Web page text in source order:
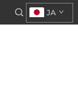
JA